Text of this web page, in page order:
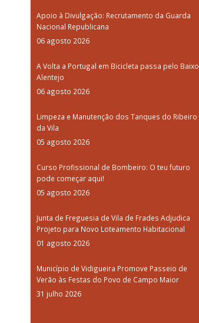
Apoio à Divulgação: Recrutamento da Guarda
Nacional Republicana
06 agosto 2026
A Volta a Portugal em Bicicleta passa pelo Baixo
Alentejo
06 agosto 2026
Limpeza e Manutenção dos Tanques do Ribeiro
da Vila
05 agosto 2026
Curso Profissional de Bombeiro: O teu futuro
pode começar aqui!
05 agosto 2026
Junta de Freguesia de Vila de Frades Adjudica
Projeto para Novo Loteamento Habitacional
01 agosto 2026
Município de Vidigueira Promove Passeio de
Verão às Festas do Povo de Campo Maior
31 julho 2026